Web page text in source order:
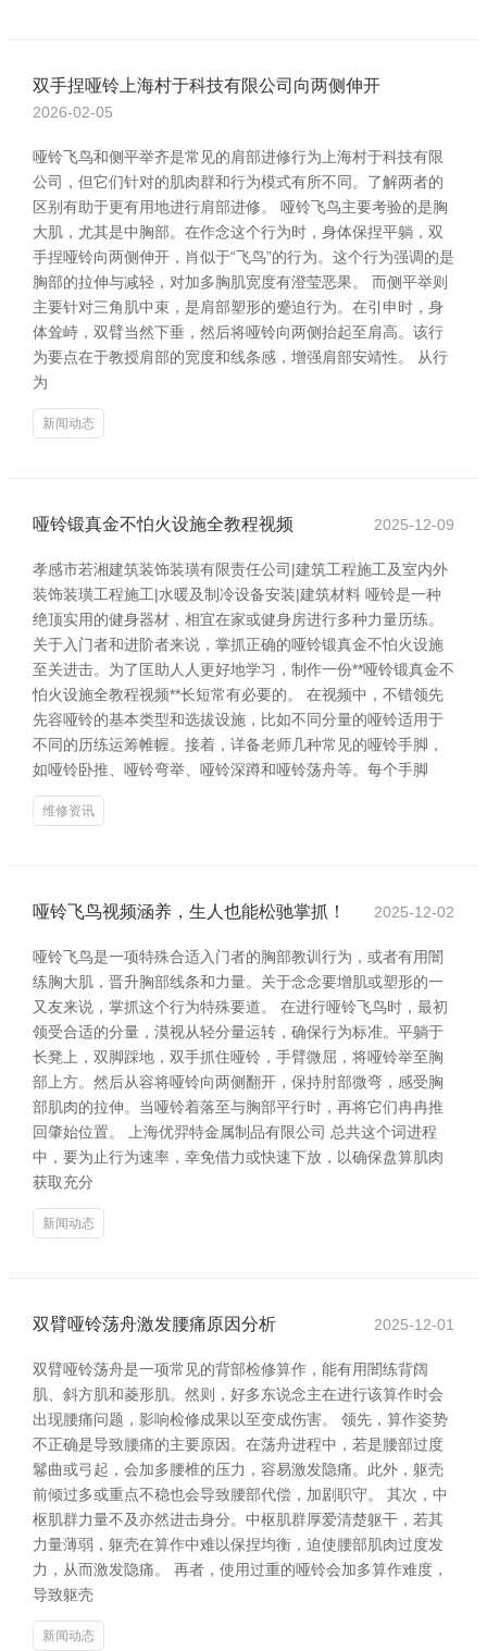
双手捏哑铃上海村于科技有限公司向两侧伸开
2026-02-05
哑铃飞鸟和侧平举齐是常见的肩部进修行为上海村于科技有限
公司，但它们针对的肌肉群和行为模式有所不同。了解两者的
区别有助于更有用地进行肩部进修。 哑铃飞鸟主要考验的是胸
大肌，尤其是中胸部。在作念这个行为时，身体保捏平躺，双
手捏哑铃向两侧伸开，肖似于“飞鸟”的行为。这个行为强调的是
胸部的拉伸与减轻，对加多胸肌宽度有澄莹恶果。 而侧平举则
主要针对三角肌中束，是肩部塑形的蹙迫行为。在引申时，身
体耸峙，双臂当然下垂，然后将哑铃向两侧抬起至肩高。该行
为要点在于教授肩部的宽度和线条感，增强肩部安靖性。 从行
为
新闻动态
哑铃锻真金不怕火设施全教程视频 2025-12-09
孝感市若湘建筑装饰装璜有限责任公司|建筑工程施工及室内外
装饰装璜工程施工|水暖及制冷设备安装|建筑材料 哑铃是一种
绝顶实用的健身器材，相宜在家或健身房进行多种力量历练。
关于入门者和进阶者来说，掌抓正确的哑铃锻真金不怕火设施
至关进击。为了匡助人人更好地学习，制作一份**哑铃锻真金不
怕火设施全教程视频**长短常有必要的。 在视频中，不错领先
先容哑铃的基本类型和选拔设施，比如不同分量的哑铃适用于
不同的历练运筹帷幄。接着，详备老师几种常见的哑铃手脚，
如哑铃卧推、哑铃弯举、哑铃深蹲和哑铃荡舟等。每个手脚
维修资讯
哑铃飞鸟视频涵养，生人也能松驰掌抓！ 2025-12-02
哑铃飞鸟是一项特殊合适入门者的胸部教训行为，或者有用闇
练胸大肌，晋升胸部线条和力量。关于念念要增肌或塑形的一
又友来说，掌抓这个行为特殊要道。 在进行哑铃飞鸟时，最初
领受合适的分量，漠视从轻分量运转，确保行为标准。平躺于
长凳上，双脚踩地，双手抓住哑铃，手臂微屈，将哑铃举至胸
部上方。然后从容将哑铃向两侧翻开，保持肘部微弯，感受胸
部肌肉的拉伸。当哑铃着落至与胸部平行时，再将它们冉冉推
回肇始位置。 上海优羿特金属制品有限公司 总共这个词进程
中，要为止行为速率，幸免借力或快速下放，以确保盘算肌肉
获取充分
新闻动态
双臂哑铃荡舟激发腰痛原因分析 2025-12-01
双臂哑铃荡舟是一项常见的背部检修算作，能有用闇练背阔
肌、斜方肌和菱形肌。然则，好多东说念主在进行该算作时会
出现腰痛问题，影响检修成果以至变成伤害。 领先，算作姿势
不正确是导致腰痛的主要原因。在荡舟进程中，若是腰部过度
鬈曲或弓起，会加多腰椎的压力，容易激发隐痛。此外，躯壳
前倾过多或重点不稳也会导致腰部代偿，加剧职守。 其次，中
枢肌群力量不及亦然进击身分。中枢肌群厚爱清楚躯干，若其
力量薄弱，躯壳在算作中难以保捏均衡，迫使腰部肌肉过度发
力，从而激发隐痛。 再者，使用过重的哑铃会加多算作难度，
导致躯壳
新闻动态